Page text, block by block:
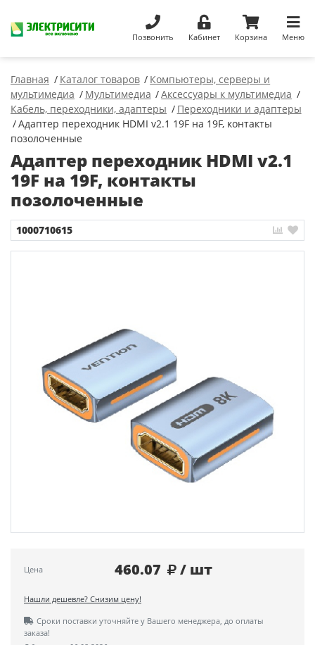
Позвонить Кабинет Корзина Меню
Главная Каталог товаров
Компьютеры, серверы и
мультимедиа
Мультимедиа
Аксессуары к мультимедиа
Кабель, переходники, адаптеры
Переходники и адаптеры
Адаптер переходник HDMI v2.1 19F на 19F, контакты
позолоченные
Адаптер переходник HDMI v2.1
19F на 19F, контакты
позолоченные
1000710615
Цена 460.07 / шт
Нашли дешевле? Снизим цену!
Сроки поставки уточняйте у Вашего менеджера, до оплаты
заказа!